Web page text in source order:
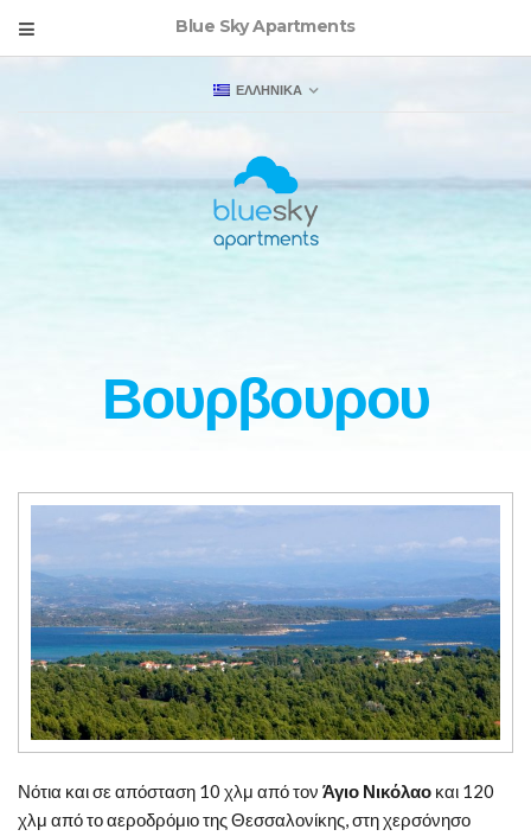
Blue Sky Apartments
ΕΛΛΗΝΙΚΑ
Βουρβουρου
Νότια και σε απόσταση 10 χλμ από τον Άγιο Νικόλαο και 120
χλμ από το αεροδρόμιο της Θεσσαλονίκης, στη χερσόνησο